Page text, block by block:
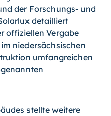
der Forschungs- und
detailliert
offiziellen Vergabe
niedersächsischen
umfangreichen
stellte weitere